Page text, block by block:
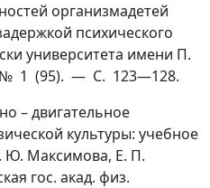
организмадетей
психического
университета имени П.
1 (95). — С. 123—128.
– двигательное
культуры: учебное
Ю. Максимова, Е. П.
гос. акад. физ.